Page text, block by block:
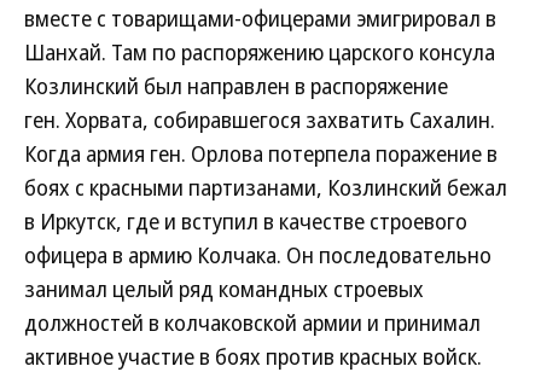
вместе с товарищами-офицерами эмигрировал в
Шанхай. Там по распоряжению царского консула
Козлинский был направлен в распоряжение
ген. Хорвата, собиравшегося захватить Сахалин.
Когда армия ген. Орлова потерпела поражение в
боях с красными партизанами, Козлинский бежал
в Иркутск, где и вступил в качестве строевого
офицера в армию Колчака. Он последовательно
занимал целый ряд командных строевых
должностей в колчаковской армии и принимал
активное участие в боях против красных войск.